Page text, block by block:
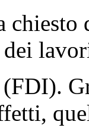
chiesto
(FDI).